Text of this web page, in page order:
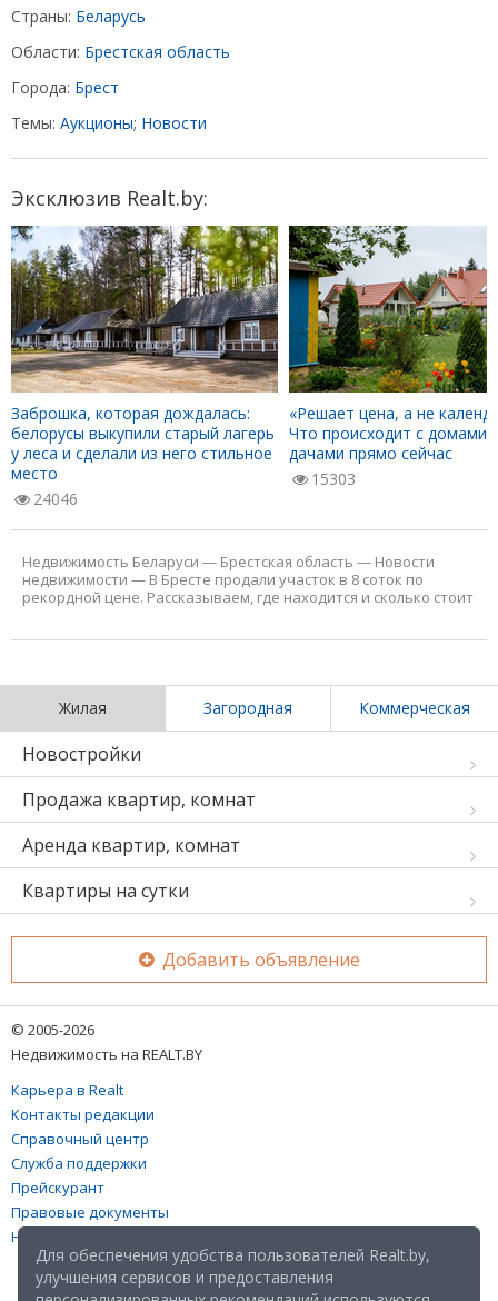
Страны: Беларусь
Области: Брестская область
Города: Брест
Темы: Аукционы; Новости
Эксклюзив Realt.by:
Заброшка, которая дождалась:
белорусы выкупили старый лагерь
у леса и сделали из него стильное
место
24046
«Решает цена, а не
Что происходит с домами
дачами прямо сейчас
15303
Недвижимость Беларуси — Брестская область — Новости
недвижимости — В Бресте продали участок в 8 соток по
рекордной цене. Рассказываем, где находится и сколько стоит
Жилая Загородная Коммерческая
Новостройки
Продажа квартир, комнат
Аренда квартир, комнат
Квартиры на сутки
Добавить объявление
© 2005-2026
Недвижимость на REALT.BY
Карьера в Realt
Контакты редакции
Справочный центр
Служба поддержки
Прейскурант
Правовые документы
Настройка файлов cookies
Для обеспечения удобства пользователей Realt.by,
улучшения сервисов и предоставления